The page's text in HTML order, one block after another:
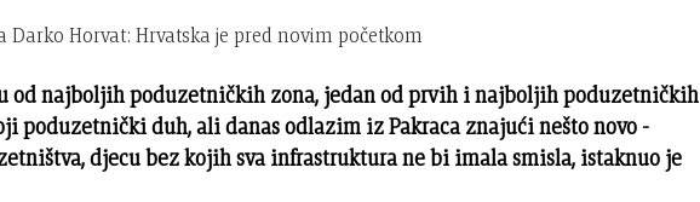
Horvat: Hrvatska je pred novim početkom
od najboljih poduzetničkih zona, jedan od prvih i najboljih poduzetničkih
poduzetnički duh, ali danas odlazim iz Pakraca znajući nešto novo -
djecu bez kojih sva infrastruktura ne bi imala smisla, istaknuo je